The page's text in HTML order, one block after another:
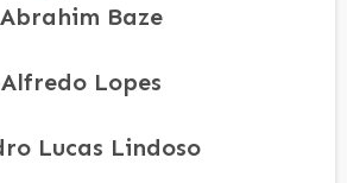
Abrahim Baze
Alfredo Lopes
Lucas Lindoso